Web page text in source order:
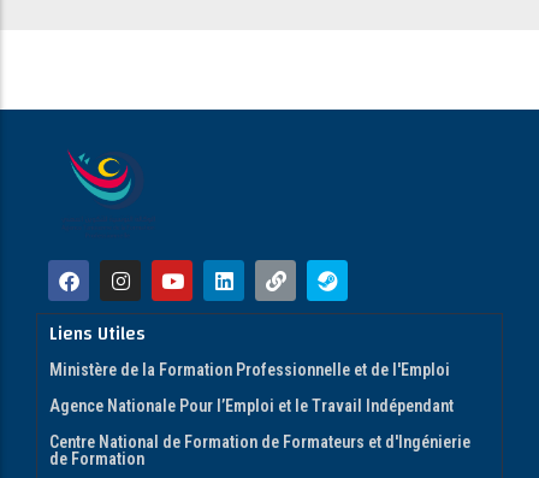
Liens Utiles
Ministère de la Formation Professionnelle et de l'Emploi
Agence Nationale Pour l’Emploi et le Travail Indépendant
Centre National de Formation de Formateurs et d'Ingénierie
de Formation